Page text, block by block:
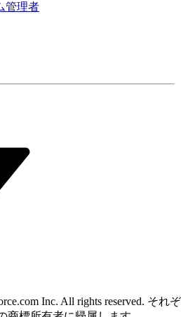
管理者
Inc. All rights reserved. それぞ